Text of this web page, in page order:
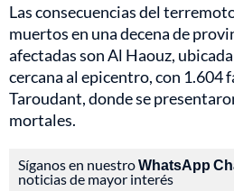
Las consecuencias del
muertos en una decena de
afectadas son Al Haouz,
cercana al epicentro, con 1.604
Taroudant, donde se
mortales.
Síganos en nuestroWhatsApp
noticias de mayor interés